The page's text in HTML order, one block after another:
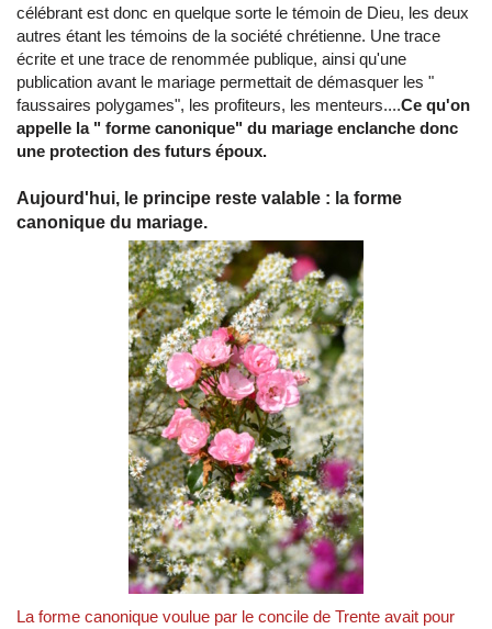
célébrant est donc en quelque sorte le témoin de Dieu, les deux
autres étant les témoins de la société chrétienne. Une trace
écrite et une trace de renommée publique, ainsi qu'une
publication avant le mariage permettait de démasquer les "
faussaires polygames", les profiteurs, les menteurs....Ce qu'on
appelle la " forme canonique" du mariage enclanche donc
une protection des futurs époux.
Aujourd'hui, le principe reste valable : la forme
canonique du mariage.
La forme canonique voulue par le concile de Trente avait pour